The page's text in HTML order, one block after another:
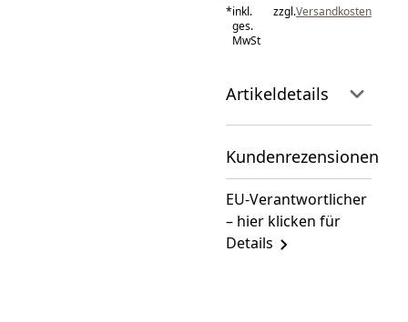
*inkl.
ges.
MwSt
zzgl.Versandkosten
Artikeldetails
Kundenrezensionen
EU-Verantwortlicher
– hier klicken für
Details